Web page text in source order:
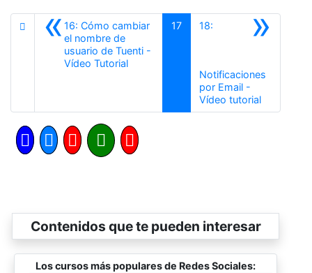
«16: Cómo cambiar
el nombre de
usuario de Tuenti -
Vídeo TutorialAnterior
17 »
18:
Notificaciones
por Email -
Vídeo tutorialSiguiente
Contenidos que te pueden interesar
Los cursos más populares de Redes Sociales: